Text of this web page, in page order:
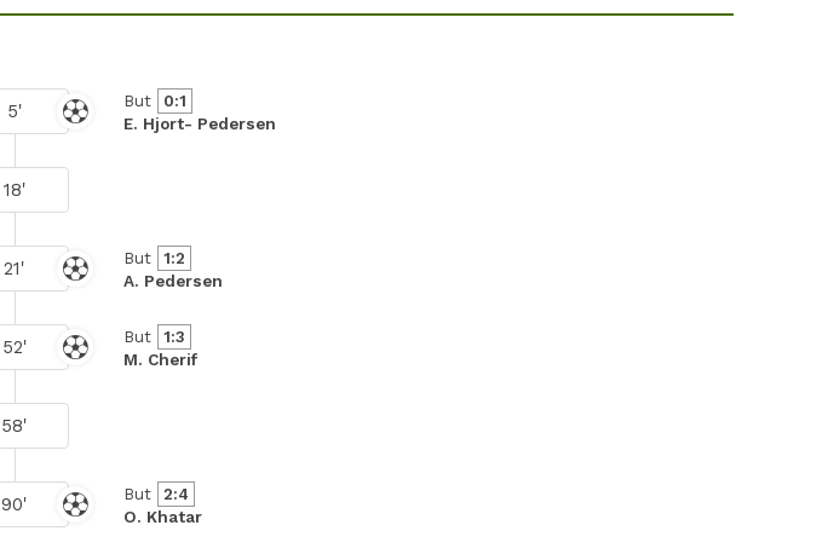
5' But
0:1
E. Hjort- Pedersen
18'
21' But
1:2
A. Pedersen
52' But
1:3
M. Cherif
58'
90' But
2:4
O. Khatar